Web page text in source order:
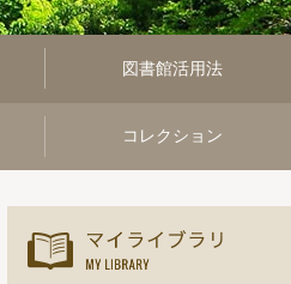
図書館活用法
コレクション